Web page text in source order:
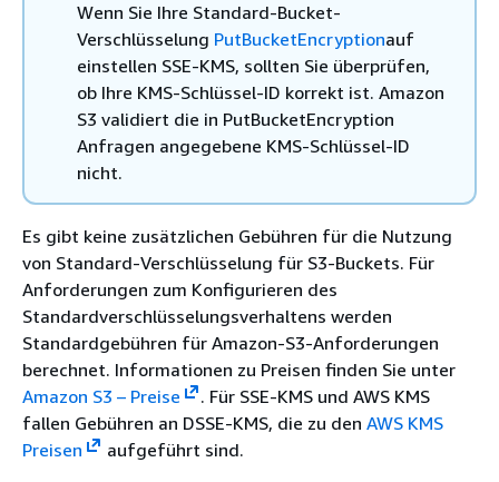
Wenn Sie Ihre Standard-Bucket-
Verschlüsselung PutBucketEncryptionauf
einstellen SSE-KMS, sollten Sie überprüfen,
ob Ihre KMS-Schlüssel-ID korrekt ist. Amazon
S3 validiert die in PutBucketEncryption
Anfragen angegebene KMS-Schlüssel-ID
nicht.
Es gibt keine zusätzlichen Gebühren für die Nutzung
von Standard-Verschlüsselung für S3-Buckets. Für
Anforderungen zum Konfigurieren des
Standardverschlüsselungsverhaltens werden
Standardgebühren für Amazon-S3-Anforderungen
berechnet. Informationen zu Preisen finden Sie unter
Amazon S3 – Preise
. Für SSE-KMS und AWS KMS
fallen Gebühren an DSSE-KMS, die zu den AWS KMS
Preisen
aufgeführt sind.